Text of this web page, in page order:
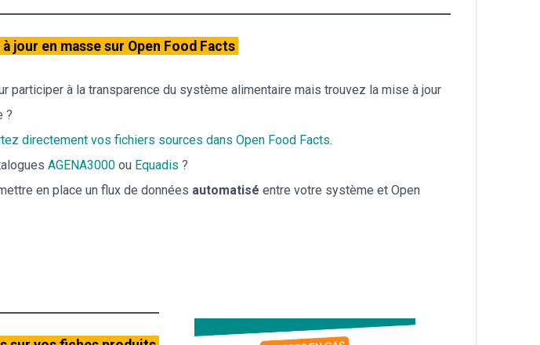
jour en masse sur Open Food Facts
participer à la transparence du système alimentaire mais trouvez la mise à jour
?
directement vos fichiers sources dans Open Food Facts.
AGENA3000 ou Equadis ?
en place un flux de données automatisé entre votre système et Open